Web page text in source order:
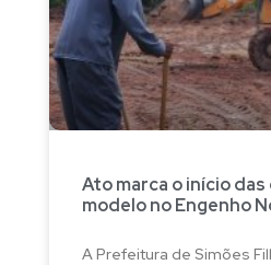
Ato marca o início
modelo no Engenho
A Prefeitura de Simões